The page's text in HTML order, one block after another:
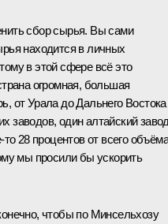
сбор сырья. Вы сами
находится в личных
в этой сфере всё это
огромная, большая
от Урала до Дальнего
заводов, один алтайский
28 процентов от всего объёма
мы просили бы ускорить
чтобы по Минсельхозу